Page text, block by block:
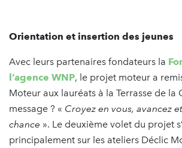
Orientation et insertion des jeunes
Avec leurs partenaires fondateurs la
l’agence WNP, le projet moteur a
Moteur aux lauréats à la Terrasse de la
message ? « Croyez en vous, avancez
chance ». Le deuxième volet du projet
principalement sur les ateliers Déclic